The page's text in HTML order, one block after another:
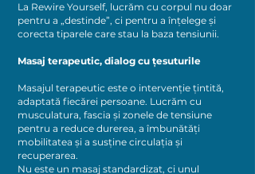
La Rewire Yourself, lucrăm cu corpul nu doar
pentru a „destinde”, ci pentru a înțelege și
corecta tiparele care stau la baza tensiunii.
Masaj terapeutic, dialog cu țesuturile
Masajul terapeutic este o intervenție țintită,
adaptată fiecărei persoane. Lucrăm cu
musculatura, fascia și zonele de tensiune
pentru a reduce durerea, a îmbunătăți
mobilitatea și a susține circulația și
recuperarea.
Nu este un masaj standardizat, ci unul